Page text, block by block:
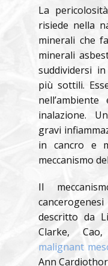
La
risiede nella
minerali che
minerali
suddividersi
più sottili.
inalazione.
gravi
in cancro e
meccanismo
Il
descritto da
Clarke,
malignant
Ann